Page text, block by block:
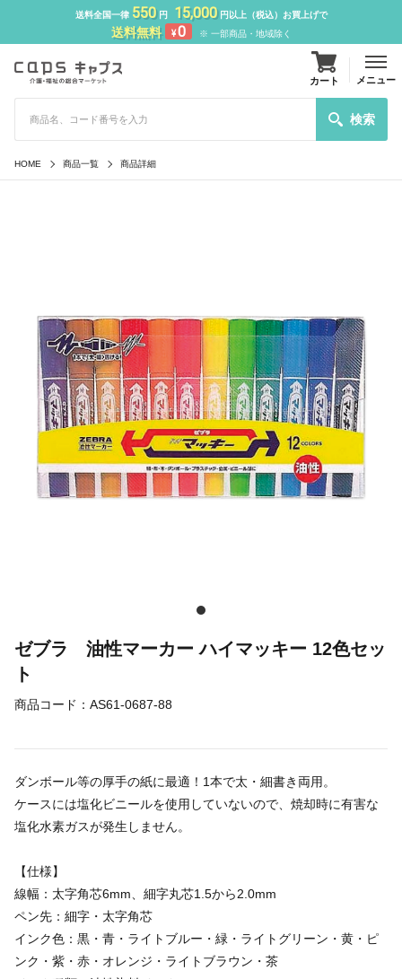
送料全国一律 550円 15,000円以上（税込）お買上げで
送料無料 ¥0 ※ 一部商品・地域除く
検索
カート メニュー
HOME 商品一覧 商品詳細
ゼブラ 油性マーカー ハイマッキー 12色セッ
ト
商品コード： AS61-0687-88
ダンボール等の厚手の紙に最適！1本で太・細書き両用。
ケースには塩化ビニールを使用していないので、焼却時に有害な
塩化水素ガスが発生しません。
【仕様】
線幅：太字角芯6mm、細字丸芯1.5から2.0mm
ペン先：細字・太字角芯
インク色：黒・青・ライトブルー・緑・ライトグリーン・黄・ピ
ンク・紫・赤・オレンジ・ライトブラウン・茶